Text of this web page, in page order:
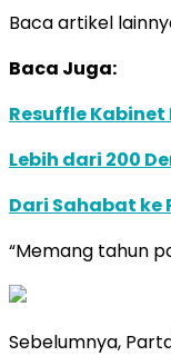
Baca artikel
Baca Juga:
Resuffle
Lebih dari 200
Dari Sahabat ke
“Memang tahun
Sebelumnya,